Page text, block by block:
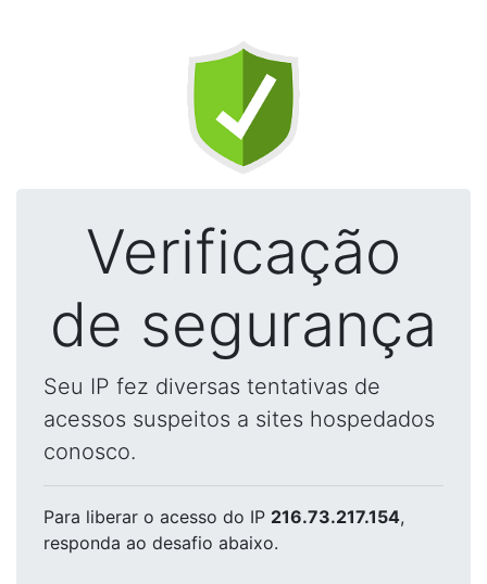
Verificação
de segurança
Seu IP fez diversas tentativas de
acessos suspeitos a sites hospedados
conosco.
Para liberar o acesso do IP 216.73.217.154,
responda ao desafio abaixo.